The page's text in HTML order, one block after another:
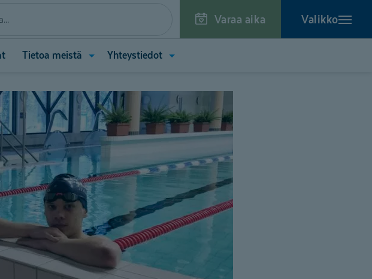
Varaa aika Valikko
Tietoa meistä Avaa
meistä)
Yhteystiedot Avaa